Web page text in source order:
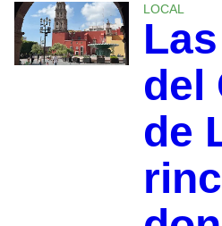
LOCAL
del
de